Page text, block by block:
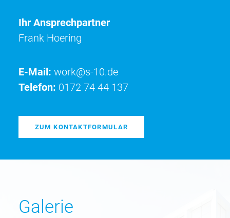
Ihr Ansprechpartner
Frank Hoering
E-Mail: work@s-10.de
Telefon: 0172 74 44 137
ZUM KONTAKTFORMULAR
Galerie